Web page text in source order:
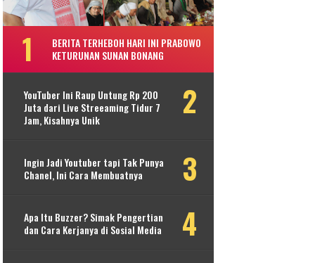
BERITA TERHEBOH HARI INI PRABOWO
KETURUNAN SUNAN BONANG
YouTuber Ini Raup Untung Rp 200
Juta dari Live Streeaming Tidur 7
Jam, Kisahnya Unik
Ingin Jadi Youtuber tapi Tak Punya
Chanel, Ini Cara Membuatnya
Apa Itu Buzzer? Simak Pengertian
dan Cara Kerjanya di Sosial Media